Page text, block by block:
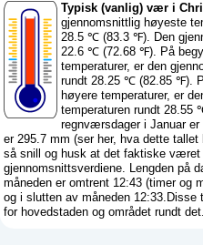
Typisk (vanlig) vær i
gjennomsnittlig høyeste
28.5 ℃ (83.3 ℉). Den
22.6 ℃ (72.68 ℉). På
temperaturer, er den
rundt 28.25 ℃ (82.85 ℉).
høyere temperaturer, er
temperaturen rundt 28.55
regnværsdager i Januar
er 295.7 mm (ser her, hva dette tallet
så snill og husk at det faktiske
gjennomsnittsverdiene. Lengden på
måneden er omtrent 12:43 (timer og
og i slutten av måneden 12:33.Disse
for hovedstaden og området rundt det.